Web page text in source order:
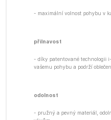
- maximální volnost pohybu v
přilnavost
- díky patentované technologii
vašemu pohybu a podrží
odolnost
- pružný a pevný materiál,